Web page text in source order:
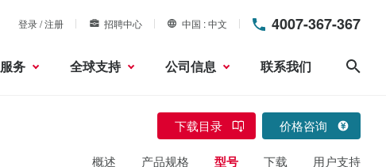
登录 / 注册 招聘中心 中国 中文 4007-367-367
服务 全球支持 公司信息 联系我们
下载目录 价格咨询
概述 产品规格 型号 下载 用户支持